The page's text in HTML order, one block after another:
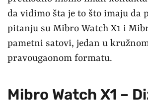
da vidimo šta je to što imaju da
pitanju su Mibro Watch X1 i
pametni satovi, jedan u
pravougaonom formatu.
Mibro Watch X1 –